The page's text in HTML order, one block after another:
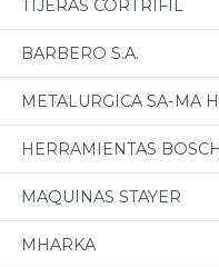
TIJERAS CORTRIFIL
BARBERO S.A.
METALURGICA SA-MA
HERRAMIENTAS BOSCH
MAQUINAS STAYER
MHARKA